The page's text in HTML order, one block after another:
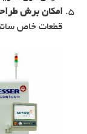
امکان برش
قطعات خاص